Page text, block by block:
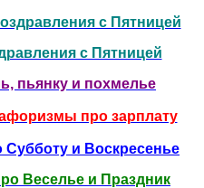
с Пятницей
с Пятницей
пьянку и похмелье
про зарплату
и Воскресенье
Веселье и Праздник